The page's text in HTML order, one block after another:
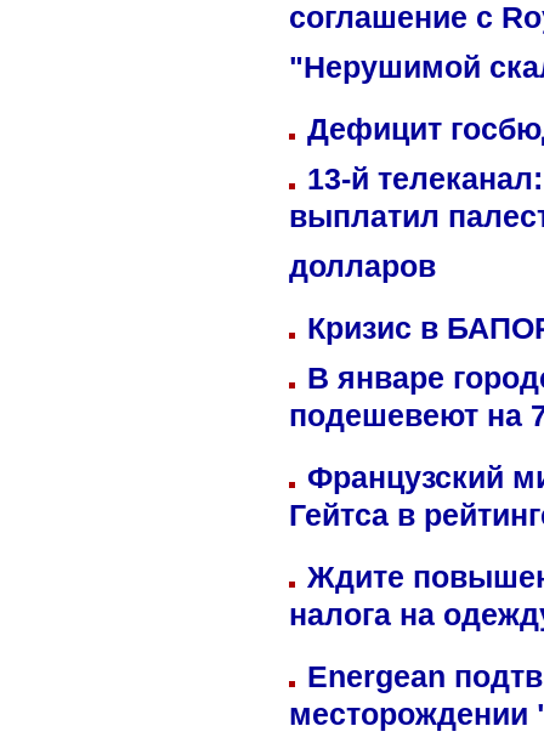
соглашение с
"Нерушимой
Дефицит
13-й
выплатил
долларов
Кризис в
В январе
подешевеют на
Французский
Гейтса в
Ждите
налога на
Energean